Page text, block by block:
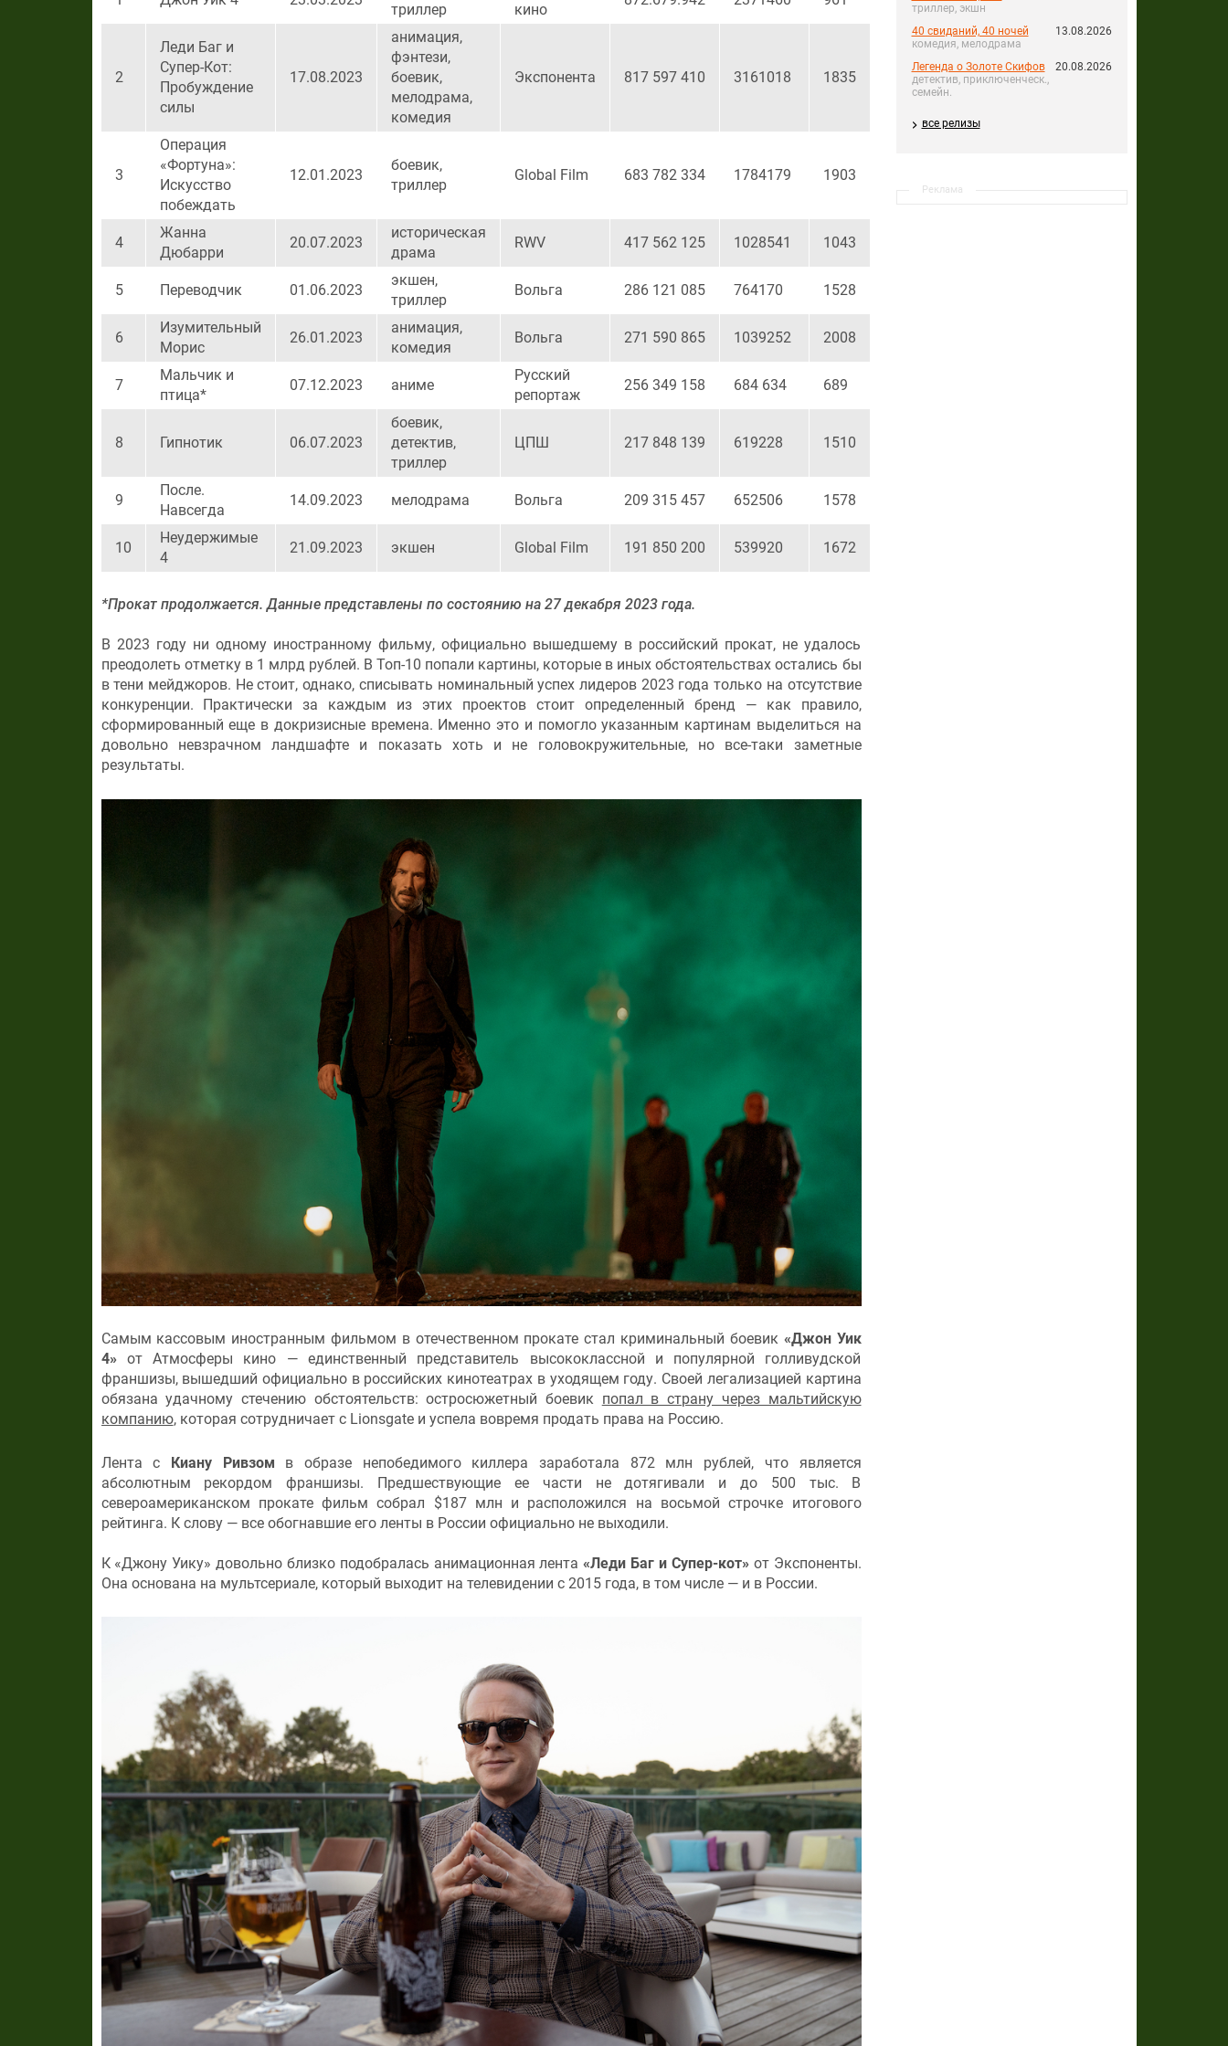
триллер, экшн
40 свиданий, 40 ночей
комедия, мелодрама
13.08.2026
Легенда о Золоте Скифов
детектив, приключенческ.,
семейн.
20.08.2026
все релизы
Реклама
триллер кино
2
Леди Баг и
Супер-Кот:
Пробуждение
силы
17.08.2023
анимация,
фэнтези,
боевик,
мелодрама,
комедия
Экспонента 817 597 410 3161018 1835
3
Операция
«Фортуна»:
Искусство
побеждать
12.01.2023
боевик,
триллер
Global Film 683 782 334 1784179 1903
4
Жанна
Дюбарри
20.07.2023
историческая
драма
RWV 417 562 125 1028541 1043
5 Переводчик 01.06.2023
экшен,
триллер
Вольга 286 121 085 764170 1528
6
Изумительный
Морис
26.01.2023
анимация,
комедия
Вольга 271 590 865 1039252 2008
7
Мальчик и
птица*
07.12.2023 аниме
Русский
репортаж
256 349 158 684 634 689
8 Гипнотик 06.07.2023
боевик,
детектив,
триллер
ЦПШ 217 848 139 619228 1510
9
После.
Навсегда
14.09.2023 мелодрама Вольга 209 315 457 652506 1578
10
Неудержимые
4
21.09.2023 экшен Global Film 191 850 200 539920 1672
*Прокат продолжается. Данные представлены по состоянию на 27 декабря 2023 года.
В 2023 году ни одному иностранному фильму, официально вышедшему в российский прокат, не удалось
преодолеть отметку в 1 млрд рублей. В Топ-10 попали картины, которые в иных обстоятельствах остались бы
в тени мейджоров. Не стоит, однако, списывать номинальный успех лидеров 2023 года только на отсутствие
конкуренции. Практически за каждым из этих проектов стоит определенный бренд — как правило,
сформированный еще в докризисные времена. Именно это и помогло указанным картинам выделиться на
довольно невзрачном ландшафте и показать хоть и не головокружительные, но все-таки заметные
результаты.
Самым кассовым иностранным фильмом в отечественном прокате стал криминальный боевик «Джон Уик
4» от Атмосферы кино — единственный представитель высококлассной и популярной голливудской
франшизы, вышедший официально в российских кинотеатрах в уходящем году. Своей легализацией картина
обязана удачному стечению обстоятельств: остросюжетный боевик попал в страну через мальтийскую
компанию, которая сотрудничает с Lionsgate и успела вовремя продать права на Россию.
Лента с Киану Ривзом в образе непобедимого киллера заработала 872 млн рублей, что является
абсолютным рекордом франшизы. Предшествующие ее части не дотягивали и до 500 тыс. В
североамериканском прокате фильм собрал $187 млн и расположился на восьмой строчке итогового
рейтинга. К слову — все обогнавшие его ленты в России официально не выходили.
К «Джону Уику» довольно близко подобралась анимационная лента«Леди Баг и Супер-кот» от Экспоненты.
Она основана на мультсериале, который выходит на телевидении с 2015 года, в том числе — и в России.